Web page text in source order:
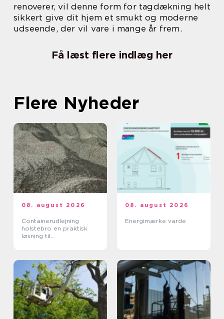
renoverer, vil denne form for tagdækning helt
sikkert give dit hjem et smukt og moderne
udseende, der vil vare i mange år frem.
Få læst flere indlæg her
Flere Nyheder
08. august 2026
Containerudlejning
holstebro en praktisk
løsning til
08. august 2026
Energimærke varde